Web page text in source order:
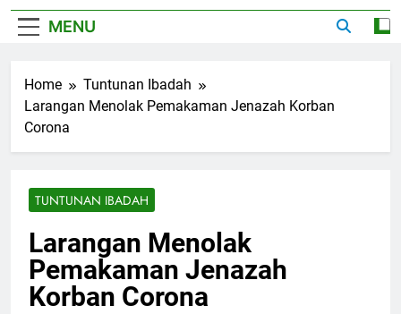
MENU
Home
Tuntunan Ibadah
Larangan Menolak Pemakaman Jenazah Korban
Corona
TUNTUNAN IBADAH
Larangan Menolak
Pemakaman Jenazah
Korban Corona